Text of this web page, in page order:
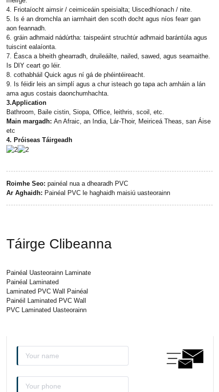
4. Friotaíocht aimsir / ceimiceáin speisialta; Uiscedhíonach / nite.
5. Is é an dromchla an iarmhairt den scoth docht agus níos fearr gan
aon feannadh.
6. gráin adhmaid nádúrtha: taispeáint struchtúr adhmaid barántúla agus
tuiscint ealaíonta.
7. Éasca a bheith ghearradh, druileáilte, nailed, sawed, agus seamaithe.
Is DIY ceart go léir.
8. cothabháil Quick agus ní gá de phéintéireacht.
9. Is féidir leis an simplí agus a chur isteach go tapa ach amháin a lán
ama agus costais daonchumhachta.
3.Application
Bathroom, Baile cistin, Siopa, Office, leithris, scoil, etc.
Main margadh:An Afraic, an India, Lár-Thoir, Meiriceá Theas, san Áise
etc
4. Próiseas Táirgeadh
Roimhe Seo:painéal nua a dhearadh PVC
Ar Aghaidh: Painéal PVC le haghaidh maisiú uasteorainn
Táirge Clibeanna
Painéal Uasteorainn Laminate
Painéal Laminated
Laminated PVC Wall Painéal
Painéil Laminated PVC Wall
PVC Laminated Uasteorainn